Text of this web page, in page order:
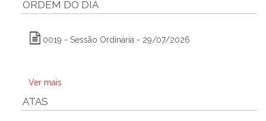
ORDEM DO DIA
0019 - Sessão Ordinária - 29/07/2026
Ver mais
ATAS